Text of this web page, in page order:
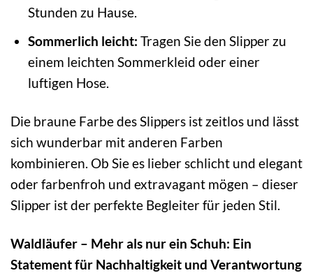
Stunden zu Hause.
Sommerlich leicht: Tragen Sie den Slipper zu
einem leichten Sommerkleid oder einer
luftigen Hose.
Die braune Farbe des Slippers ist zeitlos und lässt
sich wunderbar mit anderen Farben
kombinieren. Ob Sie es lieber schlicht und elegant
oder farbenfroh und extravagant mögen – dieser
Slipper ist der perfekte Begleiter für jeden Stil.
Waldläufer – Mehr als nur ein Schuh: Ein
Statement für Nachhaltigkeit und Verantwortung